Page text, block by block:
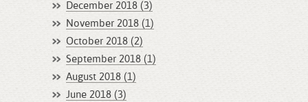
December 2018 (3)
November 2018 (1)
October 2018 (2)
September 2018 (1)
August 2018 (1)
June 2018 (3)